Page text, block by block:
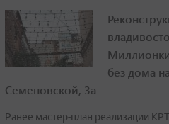
без дома на
Семеновской, 3а
Ранее мастер-план реализации